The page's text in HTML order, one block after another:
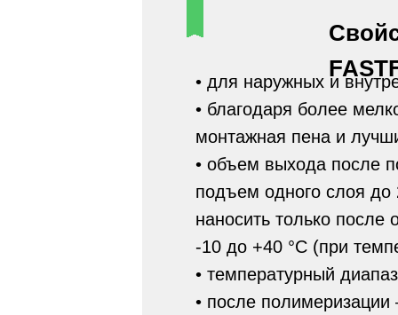
• для наружных и
• благодаря более
монтажная пена и
• объем выхода после
подъем одного слоя до
наносить только
-10 до +40 °С (при
• температурный
• после